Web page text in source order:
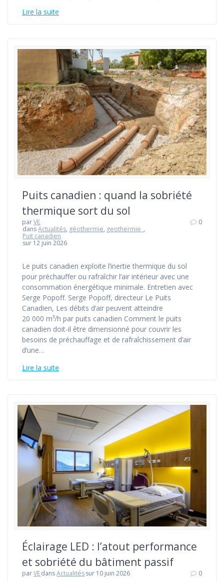
Lire la suite
Puits canadien : quand la sobriété
thermique sort du sol
parVE
dansActualités, géothermie, geothermie_ ,
Puit canadien
sur 12 juin 2026
0
Le puits canadien exploite l’inertie thermique du sol
pour préchauffer ou rafraîchir l’air intérieur avec une
consommation énergétique minimale. Entretien avec
Serge Popoff. Serge Popoff, directeur Le Puits
Canadien, Les débits d’air peuvent atteindre
20 000 m³/h par puits canadien Comment le puits
canadien doit-il être dimensionné pour couvrir les
besoins de préchauffage et de rafraîchissement d’air
d’une…
Lire la suite
Éclairage LED : l’atout performance
et sobriété du bâtiment passif
parVEdansActualitéssur 10 juin 2026 0